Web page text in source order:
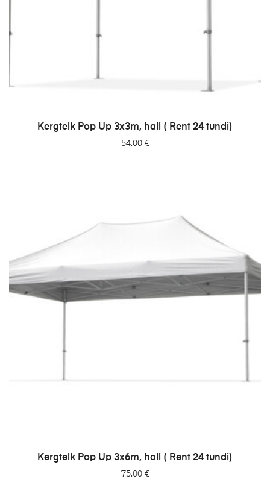
LISA PÄRINGUSSE
Kergtelk Pop Up 3x3m, hall ( Rent 24 tundi)
54.00 €
LISA PÄRINGUSSE
Kergtelk Pop Up 3x6m, hall ( Rent 24 tundi)
75.00 €